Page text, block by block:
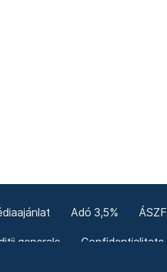
Adó 3,5% ÁSZF
generale Confidențialitate